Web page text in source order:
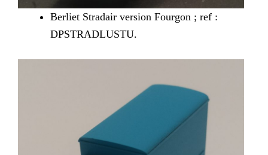
Berliet Stradair version Fourgon ; ref :
DPSTRADLUSTU.